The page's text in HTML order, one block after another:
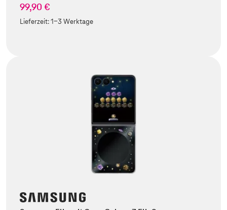
99,90 €
Lieferzeit:1-3 Werktage